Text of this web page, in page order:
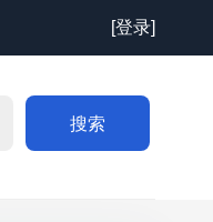
[登录]
搜索